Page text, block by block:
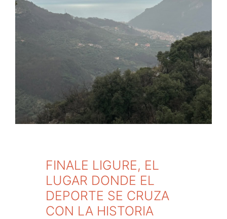
FINALE LIGURE, EL
LUGAR DONDE EL
DEPORTE SE CRUZA
CON LA HISTORIA